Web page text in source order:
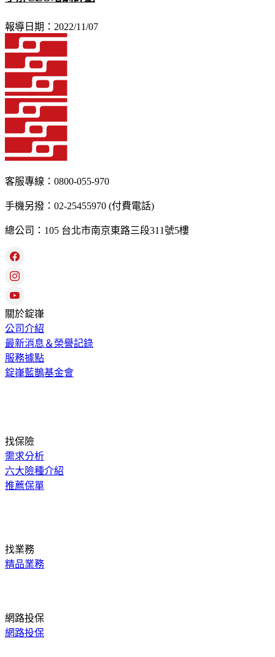
報導日期：2022/11/07
客服專線：0800-055-970
手機另撥：02-25455970 (付費電話)
總公司：105 台北市南京東路三段311號5樓
關於錠嵂
公司介紹
最新消息＆榮譽記錄
服務據點
錠嵂藍鵲基金會
找保險
需求分析
六大險種介紹
推薦保單
找業務
精品業務
網路投保
網路投保